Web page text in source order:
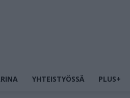
YHTEISTYÖSSÄ PLUS+